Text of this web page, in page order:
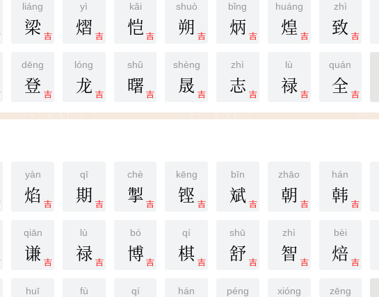
liáng
吉
梁
yì
吉
熠
kǎi
吉
恺
shuò
吉
朔
bǐng
吉
炳
huáng
吉
煌
zhì
吉
致
dēng
吉
登
lóng
吉
龙
shǔ
吉
曙
shèng
吉
晟
zhì
吉
志
lù
吉
禄
quán
吉
全
yàn
吉
焰
qī
吉
期
chè
吉
掣
kēng
吉
铿
bīn
吉
斌
zhāo
吉
朝
hán
吉
韩
qiān
吉
谦
lù
吉
禄
bó
吉
博
qí
吉
棋
shū
吉
舒
zhì
吉
智
bèi
吉
焙
huī fù qí hán péng xióng zēng